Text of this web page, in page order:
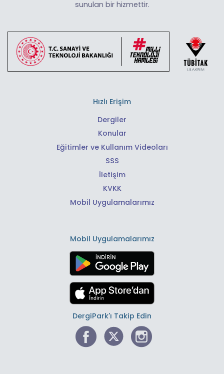
sunulan bir hizmettir.
Hızlı Erişim
Dergiler
Konular
Eğitimler ve Kullanım Videoları
SSS
İletişim
KVKK
Mobil Uygulamalarımız
Mobil Uygulamalarımız
DergiPark'ı Takip Edin